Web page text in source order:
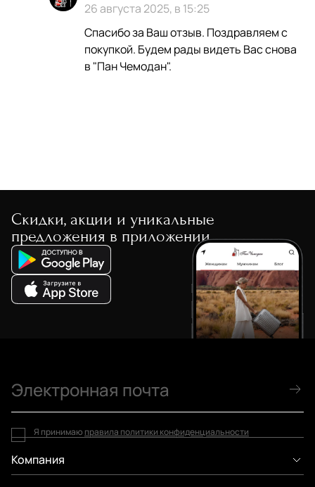
26 августа 2025, в 15:25
Спасибо за Ваш отзыв. Поздравляем с
покупкой. Будем рады видеть Вас снова
в "Пан Чемодан".
Скидки, акции и уникальные
предложения в приложении
Компания
Я принимаю правила политики конфиденциальности